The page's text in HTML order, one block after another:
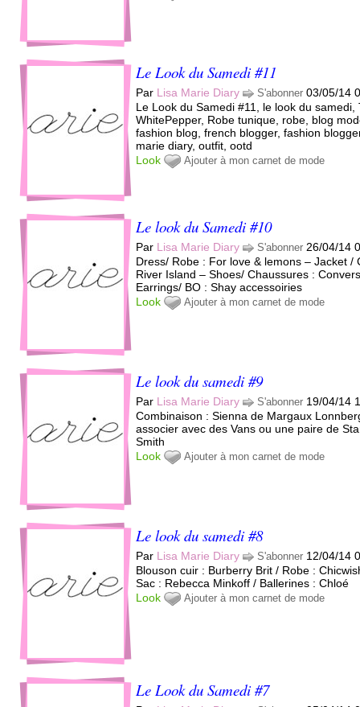
Le Look du Samedi #11
Par Lisa Marie Diary S'abonner 03/05/14
Le Look du Samedi #11, le look du samedi,
WhitePepper, Robe tunique, robe, blog
fashion blog, french blogger, fashion
marie diary, outfit, ootd
Look
Ajouter à mon carnet de mode
Le look du Samedi #10
Par Lisa Marie Diary S'abonner 26/04/14
Dress/ Robe : For love & lemons – Jacket /
River Island – Shoes/ Chaussures :
Earrings/ BO : Shay accessoiries
Look
Ajouter à mon carnet de mode
Le look du samedi #9
Par Lisa Marie Diary S'abonner 19/04/14
Combinaison : Sienna de Margaux
associer avec des Vans ou une paire de
Smith
Look
Ajouter à mon carnet de mode
Le look du samedi #8
Par Lisa Marie Diary S'abonner 12/04/14
Blouson cuir : Burberry Brit / Robe :
Sac : Rebecca Minkoff / Ballerines : Chloé
Look
Ajouter à mon carnet de mode
Le Look du Samedi #7